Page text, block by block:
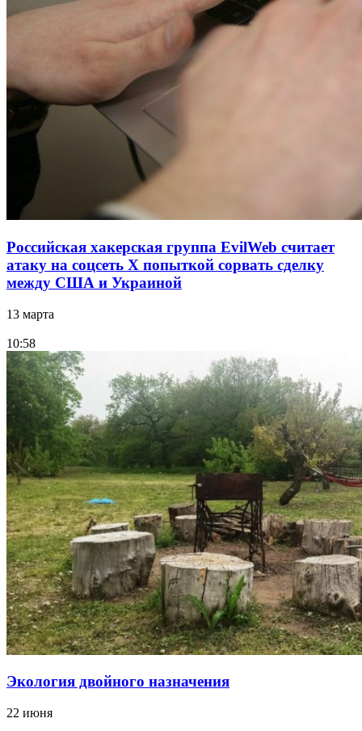
Российская хакерская группа EvilWeb считает
атаку на соцсеть Х попыткой сорвать сделку
между США и Украиной
13 марта
10:58
Экология двойного назначения
22 июня